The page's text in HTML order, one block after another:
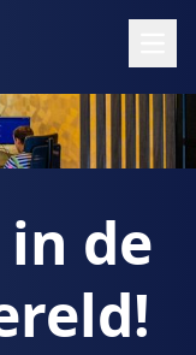
in de